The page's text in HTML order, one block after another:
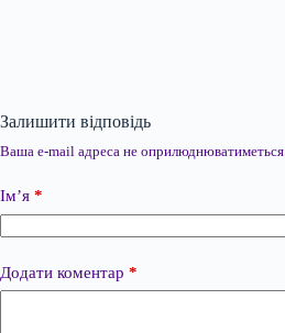
Залишити відповідь
Ваша e-mail адреса не
Ім’я *
Додати коментар *